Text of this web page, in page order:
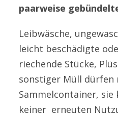
paarweise
Leibwäsche,
leicht beschädigte
riechende Stücke,
sonstiger Müll dürfen
Sammelcontainer, sie
keiner erneuten